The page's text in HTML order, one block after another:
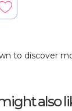
to discover
also